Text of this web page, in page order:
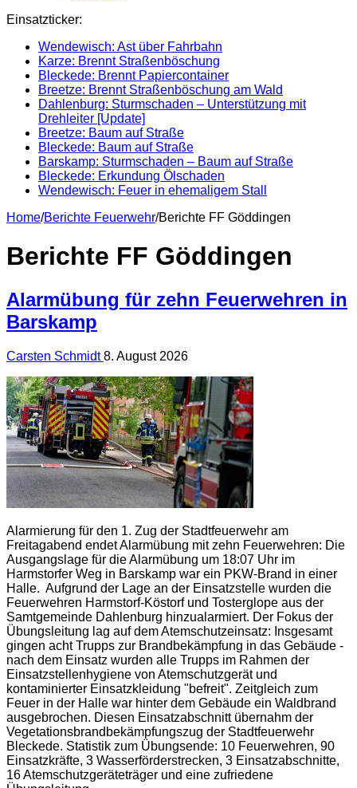
Einsatzticker:
Wendewisch: Ast über Fahrbahn
Karze: Brennt Straßenböschung
Bleckede: Brennt Papiercontainer
Breetze: Brennt Straßenböschung am Wald
Dahlenburg: Sturmschaden – Unterstützung mit
Drehleiter [Update]
Breetze: Baum auf Straße
Bleckede: Baum auf Straße
Barskamp: Sturmschaden – Baum auf Straße
Bleckede: Erkundung Ölschaden
Wendewisch: Feuer in ehemaligem Stall
Home/Berichte Feuerwehr/Berichte FF Göddingen
Berichte FF Göddingen
Alarmübung für zehn Feuerwehren in
Barskamp
Carsten Schmidt8. August 2026
Alarmierung für den 1. Zug der Stadtfeuerwehr am
Freitagabend endet Alarmübung mit zehn Feuerwehren: Die
Ausgangslage für die Alarmübung um 18:07 Uhr im
Harmstorfer Weg in Barskamp war ein PKW-Brand in einer
Halle. Aufgrund der Lage an der Einsatzstelle wurden die
Feuerwehren Harmstorf-Köstorf und Tosterglope aus der
Samtgemeinde Dahlenburg hinzualarmiert. Der Fokus der
Übungsleitung lag auf dem Atemschutzeinsatz: Insgesamt
gingen acht Trupps zur Brandbekämpfung in das Gebäude -
nach dem Einsatz wurden alle Trupps im Rahmen der
Einsatzstellenhygiene von Atemschutzgerät und
kontaminierter Einsatzkleidung "befreit". Zeitgleich zum
Feuer in der Halle war hinter dem Gebäude ein Waldbrand
ausgebrochen. Diesen Einsatzabschnitt übernahm der
Vegetationsbrandbekämpfungszug der Stadtfeuerwehr
Bleckede. Statistik zum Übungsende: 10 Feuerwehren, 90
Einsatzkräfte, 3 Wasserförderstrecken, 3 Einsatzabschnitte,
16 Atemschutzgeräteträger und eine zufriedene